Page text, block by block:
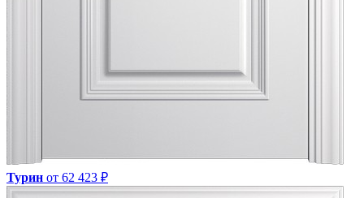
Турин от 62 423 ₽